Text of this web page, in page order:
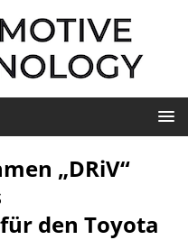
„DRiV“
den Toyota